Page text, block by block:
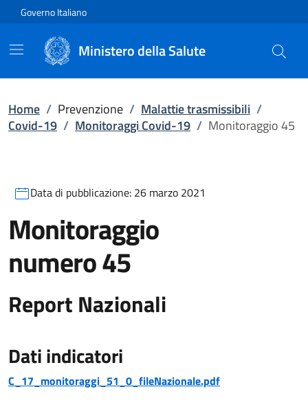
Vai direttamente al contenuto
Governo Italiano
Ministero della Salute
Home / Prevenzione / Malattie trasmissibili /
Covid-19 / Monitoraggi Covid-19 / Monitoraggio 45
Data di pubblicazione: 26 marzo 2021
Monitoraggio
numero45
Report Nazionali
Dati indicatori
C_17_monitoraggi_51_0_fileNazionale.pdf